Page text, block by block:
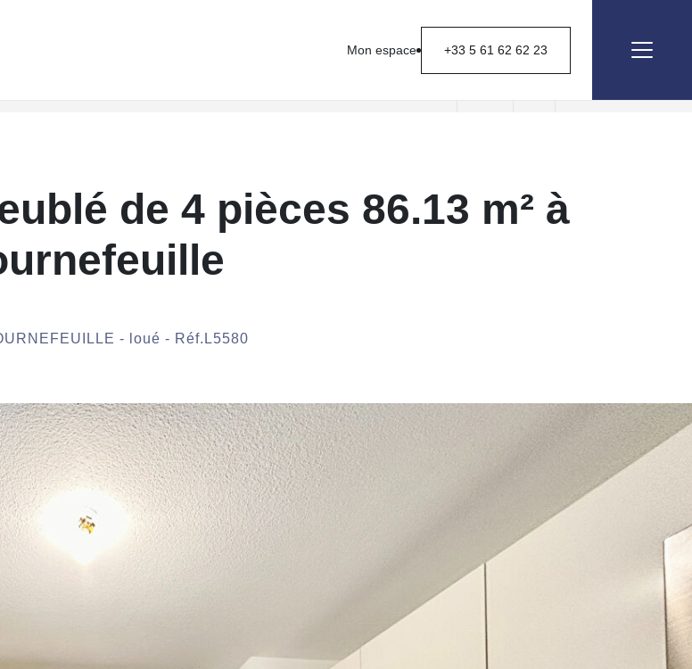
Mon espace +33 5 61 62 62 23
de 4 pièces 86.13 m² à
- loué - Réf.L5580